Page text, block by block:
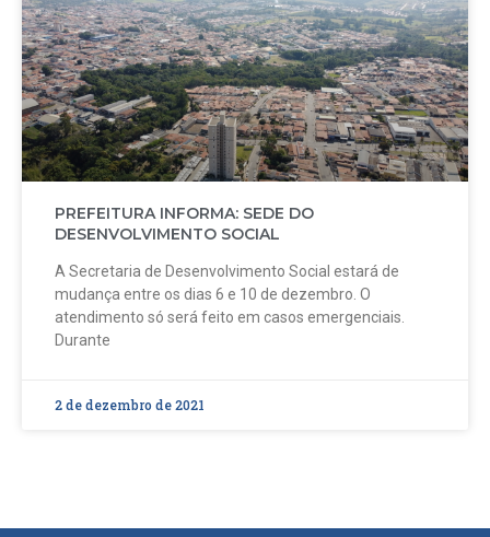
PREFEITURA INFORMA: SEDE DO
DESENVOLVIMENTO SOCIAL
A Secretaria de Desenvolvimento Social estará de
mudança entre os dias 6 e 10 de dezembro. O
atendimento só será feito em casos emergenciais.
Durante
2 de dezembro de 2021